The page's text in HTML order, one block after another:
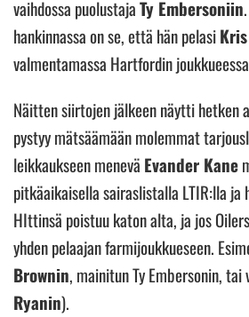
vaihdossa puolustajaTy Embersoniin
hankinnassa on se, että hän pelasi
valmentamassa Hartfordin
Näitten siirtojen jälkeen näytti hetken
pystyy mätsäämään molemmat
leikkaukseen menevä Evander Kane
pitkäaikaisella sairaslistalla LTIR:lla ja
HIttinsä poistuu katon alta, ja jos
yhden pelaajan farmijoukkueseen.
Brownin, mainitun Ty Embersonin, tai
Ryanin).